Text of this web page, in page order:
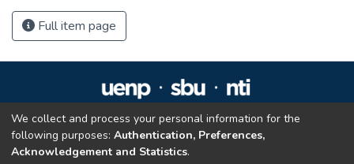
Full item page
Repositório Institucional da UENP
repositorio@uenp.edu.br
We collect and process your personal information for the
following purposes: Authentication, Preferences,
Acknowledgement and Statistics.